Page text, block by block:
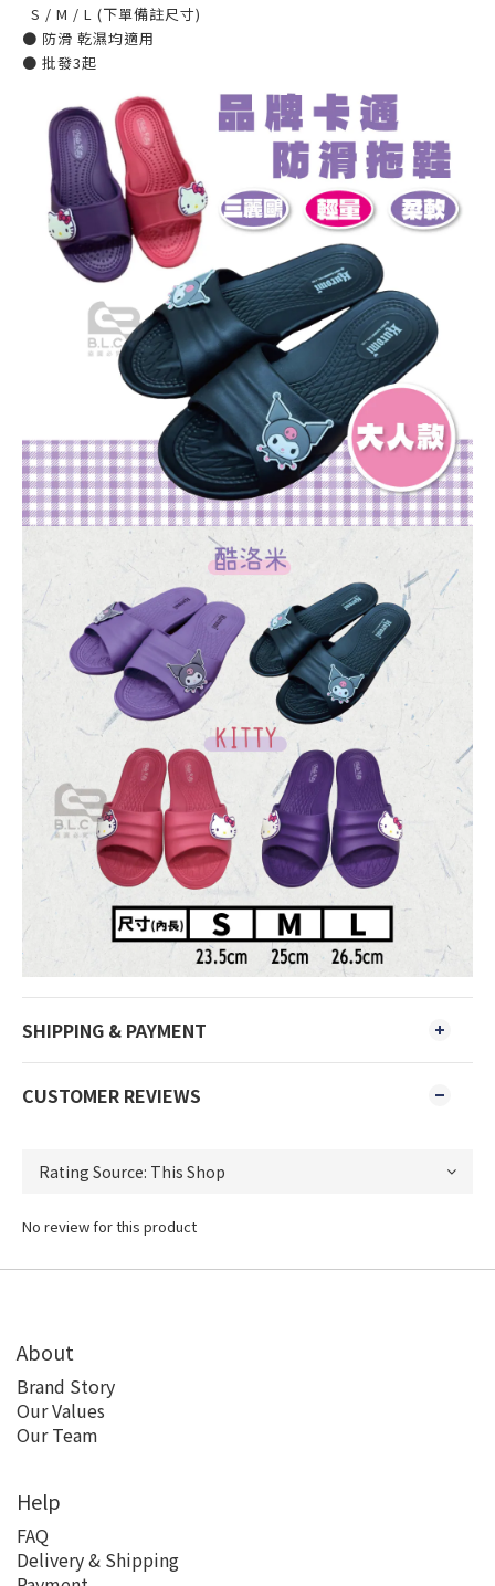
S / M / L (下單備註尺寸)
● 防滑 乾濕均適用
● 批發3起
SHIPPING & PAYMENT
CUSTOMER REVIEWS
No review for this product
About
Brand Story
Our Values
Our Team
Help
FAQ
Delivery & Shipping